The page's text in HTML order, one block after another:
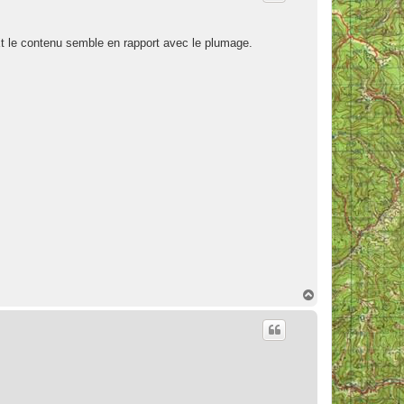
contenu semble en rapport avec le plumage.